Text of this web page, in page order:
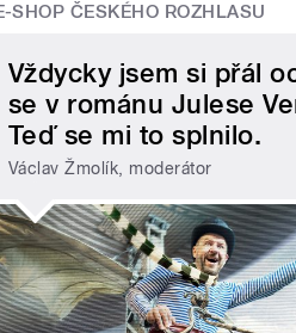
SHOP ČESKÉHO ROZHLASU
Vždycky jsem si přál
se v románu Julese
Teď se mi to splnilo.
Václav Žmolík, moderátor